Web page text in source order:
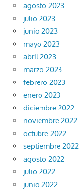
agosto 2023
julio 2023
junio 2023
mayo 2023
abril 2023
marzo 2023
febrero 2023
enero 2023
diciembre 2022
noviembre 2022
octubre 2022
septiembre 2022
agosto 2022
julio 2022
junio 2022